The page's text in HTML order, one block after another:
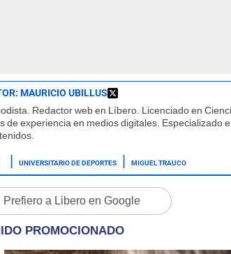
MAURICIO UBILLUS
Redactor web en Líbero. Licenciado en
de experiencia en medios digitales. Especializado
UNIVERSITARIO DE DEPORTES MIGUEL TRAUCO
Prefiero a Libero en Google